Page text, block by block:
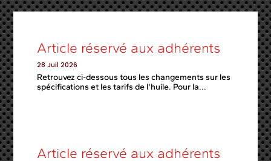
Article réservé aux adhérents
28 Juil 2026
Retrouvez ci-dessous tous les changements sur les
spécifications et les tarifs de l'huile. Pour la...
Article réservé aux adhérents